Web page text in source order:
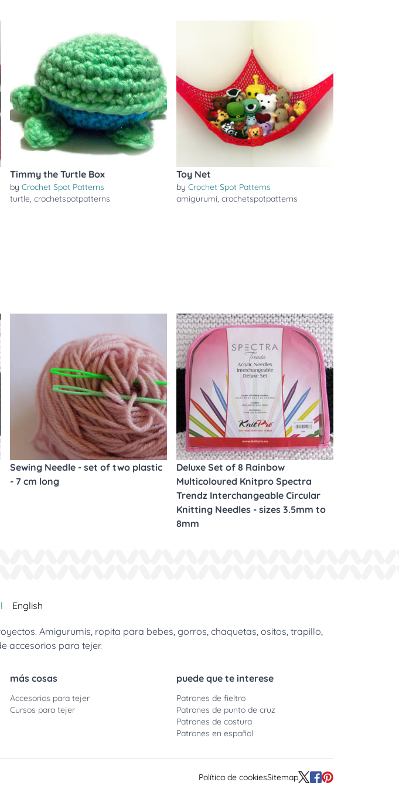
Timmy the Turtle Box
by Crochet Spot Patterns
turtle, crochetspotpatterns
Toy Net
by Crochet Spot Patterns
amigurumi, crochetspotpatterns
Sewing Needle - set of two plastic
- 7 cm long
Deluxe Set of 8 Rainbow
Multicoloured Knitpro Spectra
Trendz Interchangeable Circular
Knitting Needles - sizes 3.5mm to
8mm
English
Amigurumis, ropita para bebes, gorros, chaquetas, ositos, trapillo,
accesorios para tejer.
más cosas
Accesorios para tejer
Cursos para tejer
puede que te interese
Patrones de fieltro
Patrones de punto de cruz
Patrones de costura
Patrones en español
Política de cookiesSitemap